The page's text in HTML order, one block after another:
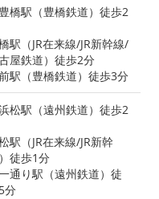
橋駅（豊橋鉄道）徒歩2
駅（JR在来線/JR新幹線/
屋鉄道）徒歩2分
駅（豊橋鉄道）徒歩3分
松駅（遠州鉄道）徒歩2
駅（JR在来線/JR新幹
徒歩1分
通り駅（遠州鉄道）徒
分